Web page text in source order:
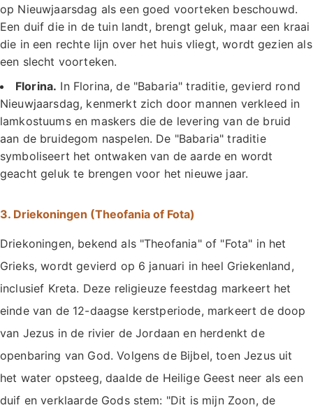
op Nieuwjaarsdag als een goed voorteken beschouwd.
Een duif die in de tuin landt, brengt geluk, maar een kraai
die in een rechte lijn over het huis vliegt, wordt gezien als
een slecht voorteken.
Florina. In Florina, de "Babaria" traditie, gevierd rond
Nieuwjaarsdag, kenmerkt zich door mannen verkleed in
lamkostuums en maskers die de levering van de bruid
aan de bruidegom naspelen. De "Babaria" traditie
symboliseert het ontwaken van de aarde en wordt
geacht geluk te brengen voor het nieuwe jaar.
3. Driekoningen (Theofania of Fota)
Driekoningen, bekend als "Theofania" of "Fota" in het
Grieks, wordt gevierd op 6 januari in heel Griekenland,
inclusief Kreta. Deze religieuze feestdag markeert het
einde van de 12-daagse kerstperiode, markeert de doop
van Jezus in de rivier de Jordaan en herdenkt de
openbaring van God. Volgens de Bijbel, toen Jezus uit
het water opsteeg, daalde de Heilige Geest neer als een
duif en verklaarde Gods stem: "Dit is mijn Zoon, de